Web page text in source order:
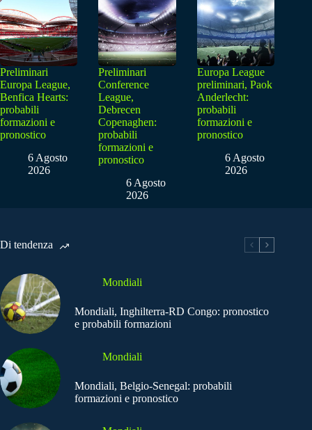
Preliminari
Europa League,
Benfica Hearts:
probabili
formazioni e
pronostico
6 Agosto
2026
Preliminari
Conference
League,
Debrecen
Copenaghen:
probabili
formazioni e
pronostico
6 Agosto
2026
Europa League
preliminari, Paok
Anderlecht:
probabili
formazioni e
pronostico
6 Agosto
2026
Di tendenza
Mondiali
Mondiali, Inghilterra-RD Congo: pronostico
e probabili formazioni
Mondiali
Mondiali, Belgio-Senegal: probabili
formazioni e pronostico